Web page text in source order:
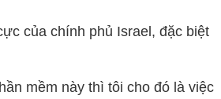
của chính phủ Israel, đặc biệt
mềm này thì tôi cho đó là việc